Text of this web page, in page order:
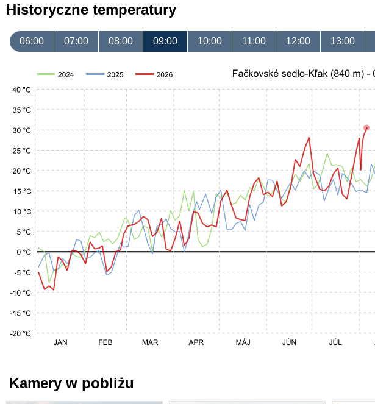
Historyczne temperatury
06:00 07:00 08:00 09:00 10:00 11:00 12:00 13:00
Kamery w pobliżu